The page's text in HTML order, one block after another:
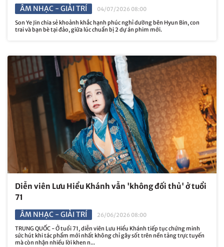
ÂM NHẠC - GIẢI TRÍ
04/07/2026 08:00
Son Ye Jin chia sẻ khoảnh khắc hạnh phúc nghỉ dưỡng bên Hyun Bin, con
trai và bạn bè tại đảo, giữa lúc chuẩn bị 2 dự án phim mới.
Diễn viên Lưu Hiểu Khánh vẫn 'không đối thủ' ở tuổi
71
ÂM NHẠC - GIẢI TRÍ
26/06/2026 08:00
TRUNG QUỐC - Ở tuổi 71, diễn viên Lưu Hiểu Khánh tiếp tục chứng minh
sức hút khi tác phẩm mới nhất không chỉ gây sốt trên nền tảng trực tuyến
mà còn nhận nhiều lời khen n...